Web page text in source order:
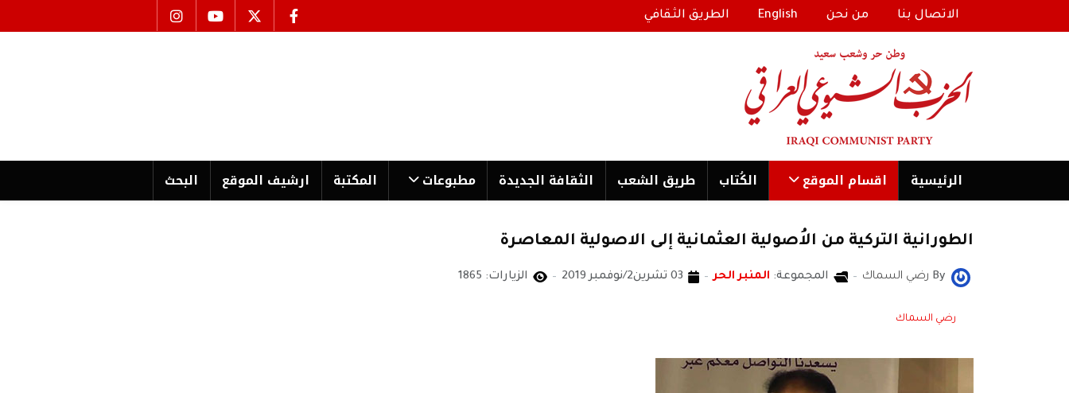
الاتصال بنا من نحن English الطريق الثقافي
الرئیسية اقسام الموقع الكُتاب طریق الشعب الثقافة الجدیدة مطبوعات المكتبة ارشیف الموقع البحث
الطورانية التركية من الاُصولية العثمانية إلى الاصولية المعاصرة
By رضي السماك المجموعة: المنبر الحر 03 تشرين2/نوفمبر 2019 الزيارات: 1865
رضي السماك